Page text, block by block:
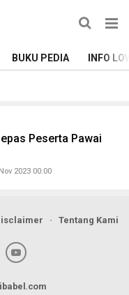
BUKU PEDIA INFO
Peserta Pawai
2023 00:00
Tentang Kami